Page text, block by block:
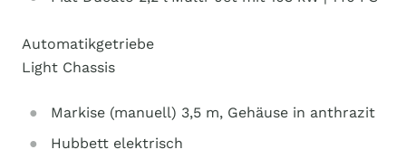
Automatikgetriebe
Light Chassis
Markise (manuell) 3,5 m, Gehäuse in anthrazit
Hubbett elektrisch